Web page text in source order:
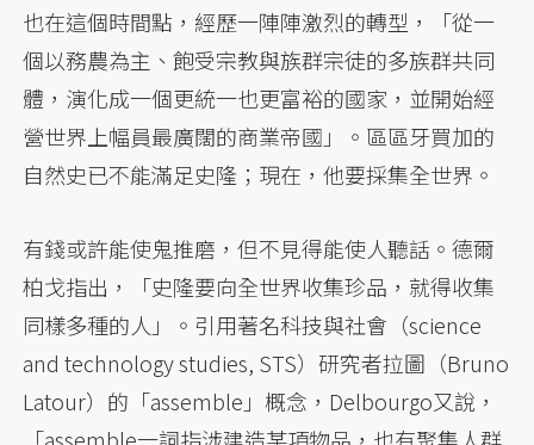
也在這個時間點，經歷一陣陣激烈的轉型，「從一
個以務農為主、飽受宗教與族群宗徒的多族群共同
體，演化成一個更統一也更富裕的國家，並開始經
營世界上幅員最廣闊的商業帝國」。區區牙買加的
自然史已不能滿足史隆；現在，他要採集全世界。
有錢或許能使鬼推磨，但不見得能使人聽話。德爾
柏戈指出，「史隆要向全世界收集珍品，就得收集
同樣多種的人」。引用著名科技與社會（science
and technology studies, STS）研究者拉圖（Bruno
Latour）的「assemble」概念，Delbourgo又說，